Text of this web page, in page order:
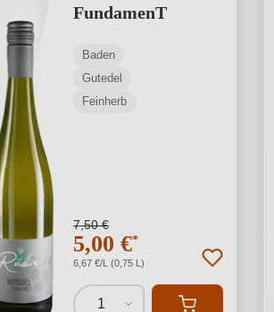
FundamenT
Baden
Gutedel
Feinherb
7,50 €
5,00 €*
6,67 €/L (0,75 L)
1